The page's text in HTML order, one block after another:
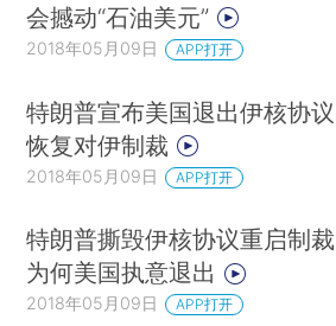
会撼动“石油美元”
2018年05月09日 APP打开
特朗普宣布美国退出伊核协议
恢复对伊制裁
2018年05月09日 APP打开
特朗普撕毁伊核协议重启制裁
为何美国执意退出
2018年05月09日 APP打开